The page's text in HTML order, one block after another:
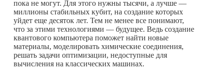
пока не могут. Для этого нужны тысячи, а лучше —
миллионы стабильных кубит, на создание которых
уйдет еще десяток лет. Тем не менее все понимают,
что за этими технологиями — будущее. Ведь создание
квантового компьютера поможет найти новые
материалы, моделировать химические соединения,
решать задачи оптимизации, недоступные для
вычисления на классических машинах.